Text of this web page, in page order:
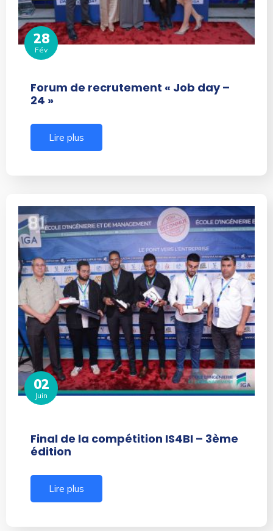
28
Fév
Forum de recrutement « Job day –
24 »
Lire plus
02
Juin
Final de la compétition IS4BI – 3ème
édition
Lire plus